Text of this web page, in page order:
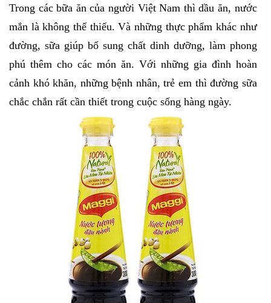
Trong các bữa ăn của người Việt Nam thì dầu ăn, nước
mắn là không thể thiếu. Và những thực phẩm khác như
đường, sữa giúp bổ sung chất dinh dưỡng, làm phong
phú thêm cho các món ăn. Với những gia đình hoàn
cảnh khó khăn, những bệnh nhân, trẻ em thì đường sữa
chắc chắn rất cần thiết trong cuộc sống hàng ngày.